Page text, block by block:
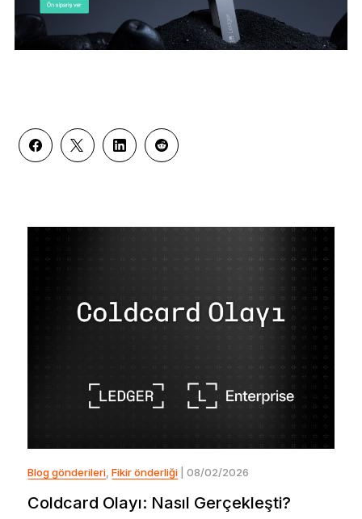
Blog gönderileri,Fikir önderliği | 08/02/2026
Coldcard Olayı: Nasıl Gerçekleşti?